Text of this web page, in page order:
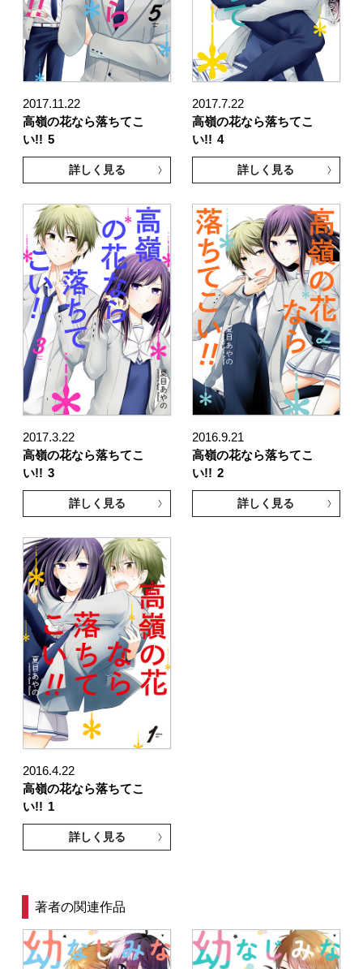
2017.11.22
高嶺の花なら落ちてこ
い!! 5
詳しく見る
2017.7.22
高嶺の花なら落ちてこ
い!! 4
詳しく見る
2017.3.22
高嶺の花なら落ちてこ
い!! 3
詳しく見る
2016.9.21
高嶺の花なら落ちてこ
い!! 2
詳しく見る
2016.4.22
高嶺の花なら落ちてこ
い!! 1
詳しく見る
著者の関連作品